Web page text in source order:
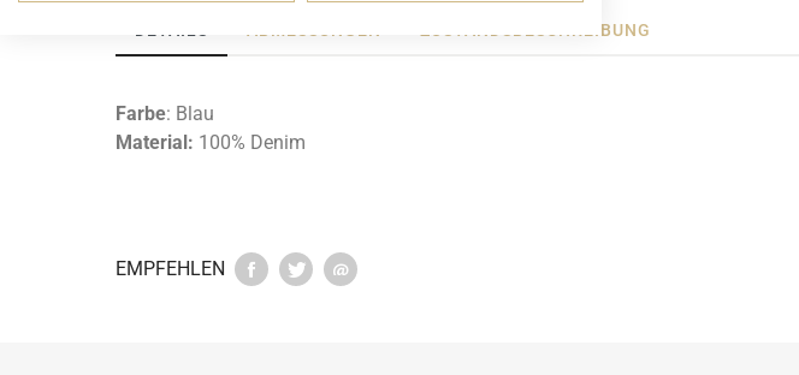
ZUSTANDSBESCHREIBUNG
Farbe: Blau
Material: 100% Denim
EMPFEHLEN